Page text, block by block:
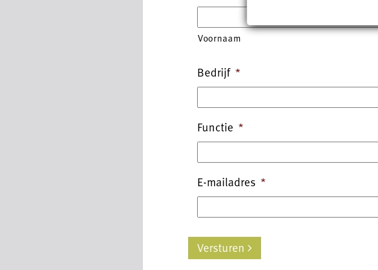
Voornaam
Bedrijf *
Functie *
E-mailadres *
Versturen